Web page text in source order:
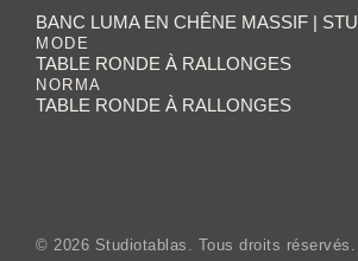
BANC LUMA EN CHÊNE MASSIF |
MODE
TABLE RONDE À RALLONGES
NORMA
TABLE RONDE À RALLONGES
© 2026 Studiotablas. Tous droits réservés.